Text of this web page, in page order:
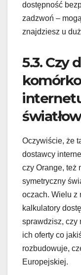
dostępność
zadzwoń –
znajdziesz u
5.3. Czy
Oczywiście, że
dostawcy
czy Orange, też
symetryczny
oczach. Wielu z
kalkulatory
sprawdzisz, czy
ich oferty co
rozbudowuje,
Europejskiej.